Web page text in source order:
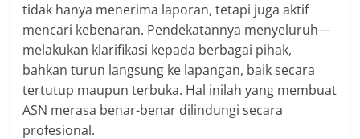
tidak hanya menerima laporan, tetapi juga aktif
mencari kebenaran. Pendekatannya menyeluruh—
melakukan klarifikasi kepada berbagai pihak,
bahkan turun langsung ke lapangan, baik secara
tertutup maupun terbuka. Hal inilah yang membuat
ASN merasa benar-benar dilindungi secara
profesional.